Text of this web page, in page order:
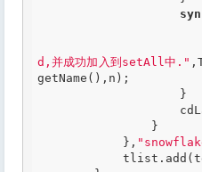
d,并成功加入到setAll中."
getName(),n);
            },